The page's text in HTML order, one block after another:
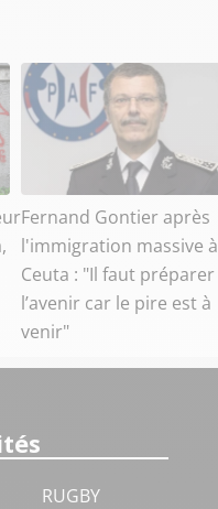
Fernand Gontier après
l'immigration massive à
Ceuta : "Il faut préparer
l’avenir car le pire est à
venir"
RUGBY